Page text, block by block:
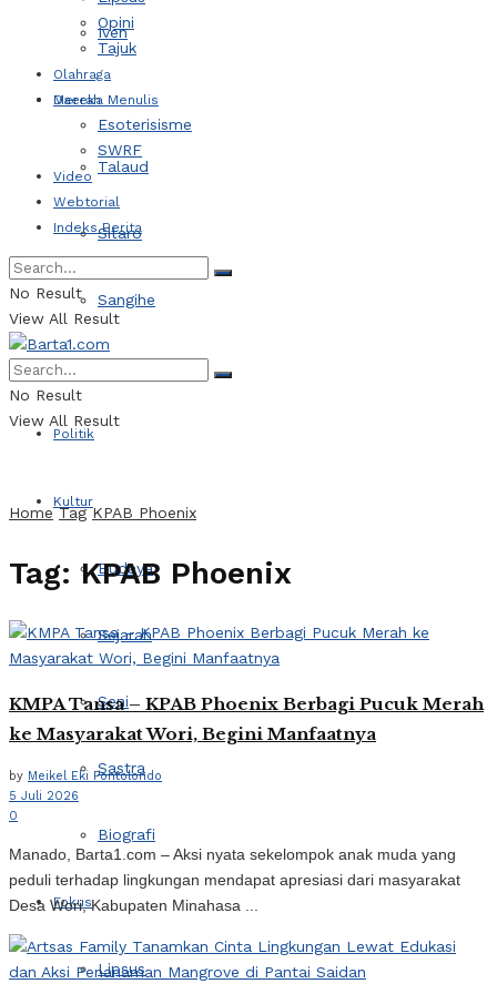
Iven
Daerah
Talaud
Sitaro
Sangihe
Politik
Kultur
Budaya
Sejarah
Seni
Sastra
Biografi
Fokus
Lipsus
Opini
Tajuk
Olahraga
Mereka Menulis
Esoterisisme
SWRF
Video
Webtorial
Indeks Berita
No Result
View All Result
No Result
View All Result
Home Tag KPAB Phoenix
Tag:KPAB Phoenix
KMPA Tansa – KPAB Phoenix Berbagi Pucuk Merah
ke Masyarakat Wori, Begini Manfaatnya
by Meikel Eki Pontolondo
5 Juli 2026
0
Manado, Barta1.com – Aksi nyata sekelompok anak muda yang
peduli terhadap lingkungan mendapat apresiasi dari masyarakat
Desa Wori, Kabupaten Minahasa ...